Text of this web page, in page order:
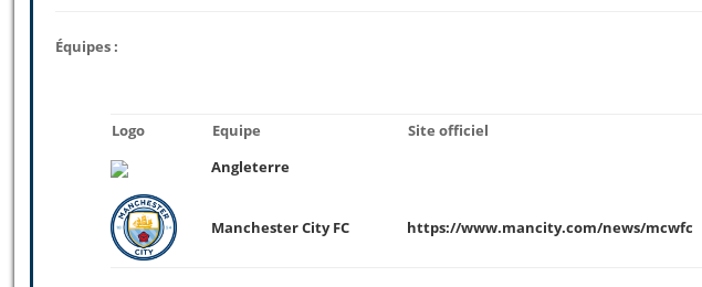
Équipes :
Logo Equipe
Site officiel
Angleterre
Manchester City FC https://www.mancity.com/news/mcwfc